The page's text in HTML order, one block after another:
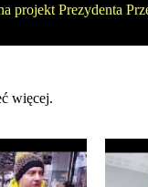
Prezydenta
więcej.